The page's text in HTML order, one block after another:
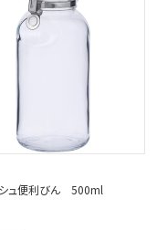
シュ便利びん 500ml